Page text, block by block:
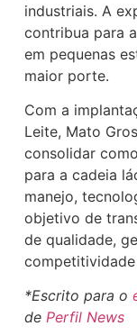
industriais. A
contribua para
em pequenas
maior porte.
Com a
Leite, Mato
consolidar
para a cadeia
manejo,
objetivo de
de qualidade,
*Escrito para o
de Perfil News